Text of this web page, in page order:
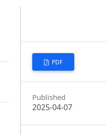
PDF
Published
2025-04-07